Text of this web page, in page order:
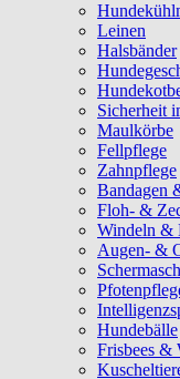
Leinen
Halsbänder
Sicherheit
Maulkörbe
Fellpflege
Zahnpflege
Bandagen
Floh- &
Windeln &
Augen- &
Hundebälle
Frisbees &